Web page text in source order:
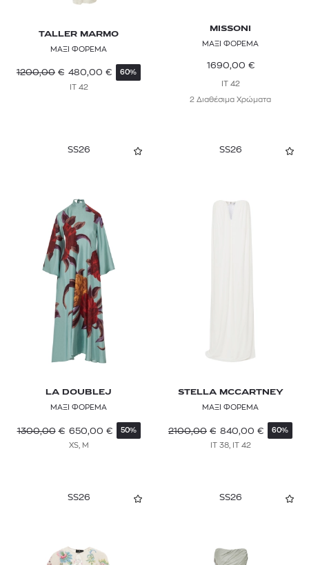
TALLER MARMO
ΜΑΞΙ ΦΟΡΕΜΑ
1200,00 € 480,00 € 60%
IT 42
MISSONI
ΜΑΞΙ ΦΟΡΕΜΑ
1690,00 €
IT 42
2 Διαθέσιμα Χρώματα
SS26
LA DOUBLEJ
ΜΑΞΙ ΦΟΡΕΜΑ
1300,00 € 650,00 € 50%
XS, M
SS26
STELLA MCCARTNEY
ΜΑΞΙ ΦΟΡΕΜΑ
2100,00 € 840,00 € 60%
IT 38, IT 42
SS26 SS26